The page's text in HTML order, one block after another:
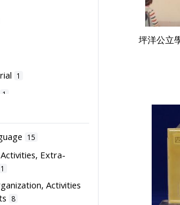
1
1
15
Extra-
Activities
8
坪洋公立